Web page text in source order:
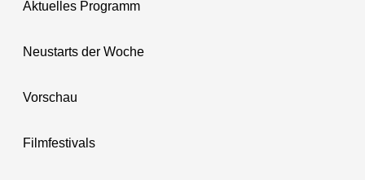
Aktuelles Programm
Neustarts der Woche
Vorschau
Filmfestivals